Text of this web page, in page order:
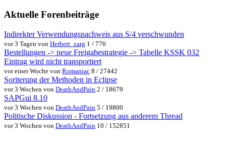
Aktuelle Forenbeiträge
Indirekter Verwendungsnachweis aus S/4 verschwunden
vor 3 Tagen von Herbert_zarg 1 / 776
Bestellungen -> neue Freigabestrategie -> Tabelle KSSK 032
Eintrag wird nicht transportiert
vor einer Woche von Romaniac 8 / 27442
Soriterung der Methoden in Eclipse
vor 3 Wochen von DeathAndPain 2 / 18679
SAPGui 8.10
vor 3 Wochen von DeathAndPain 5 / 19800
Politische Diskussion - Fortsetzung aus anderem Thread
vor 3 Wochen von DeathAndPain 10 / 152851